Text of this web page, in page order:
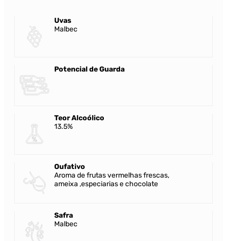
Uvas
Malbec
Potencial de Guarda
Teor Alcoólico
13.5%
Oufativo
Aroma de frutas vermelhas frescas,
ameixa ,especiarias e chocolate
Safra
Malbec